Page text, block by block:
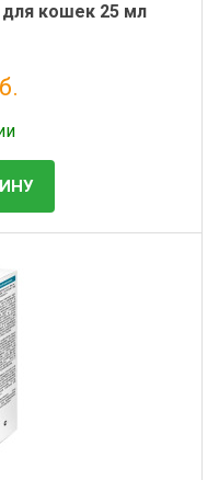
для кошек 25 мл